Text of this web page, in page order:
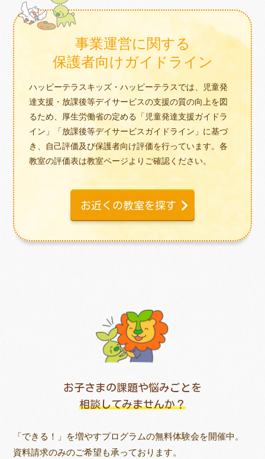
事業運営に関する
保護者向けガイドライン
ハッピーテラスキッズ・ハッピーテラスでは、児童発
達支援・放課後等デイサービスの支援の質の向上を図
るため、厚生労働省の定める「児童発達支援ガイドラ
イン」「放課後等デイサービスガイドライン」に基づ
き、自己評価及び保護者向け評価を行っています。各
教室の評価表は教室ページよりご確認ください。
お子さまの課題や悩みごとを
相談してみませんか？
「できる！」を増やすプログラムの無料体験会を開催中。
資料請求のみのご希望も承っております。